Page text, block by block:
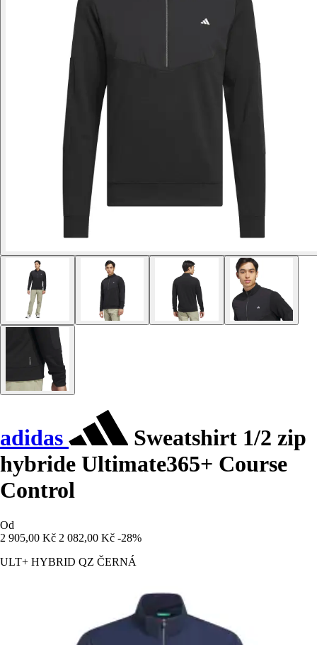
adidas
Sweatshirt 1/2 zip
hybride Ultimate365+ Course
Control
Od
2 905,00 Kč 2 082,00 Kč -28%
ULT+ HYBRID QZ ČERNÁ